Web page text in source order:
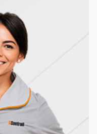
pedido